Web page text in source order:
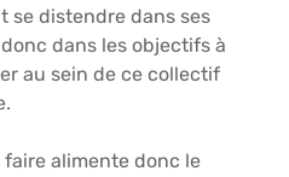
se distendre dans ses
dans les objectifs à
au sein de ce collectif
alimente donc le